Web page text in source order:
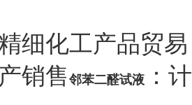
细化工产品贸易
销售 邻苯二醛试液
：计